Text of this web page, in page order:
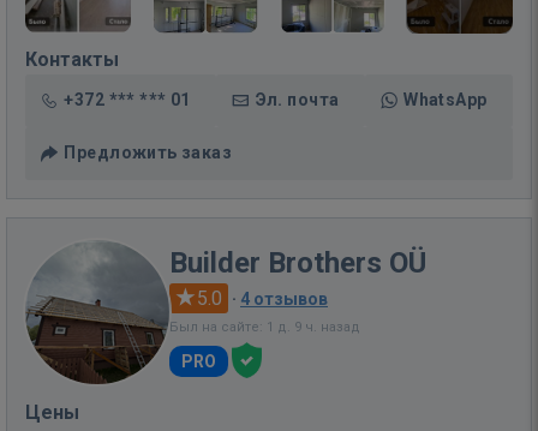
Контакты
+372 *** *** 01 Эл. почта WhatsApp
Предложить заказ
Builder Brothers OÜ
5.0 · 4 отзывов
Был на сайте: 1 д. 9 ч. назад
PRO
Цены